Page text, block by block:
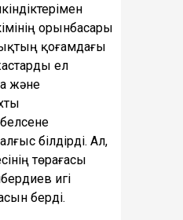
орынбасары
қоғамдағы
ел
және
білдірді. Ал,
төрағасы
игі
берді.